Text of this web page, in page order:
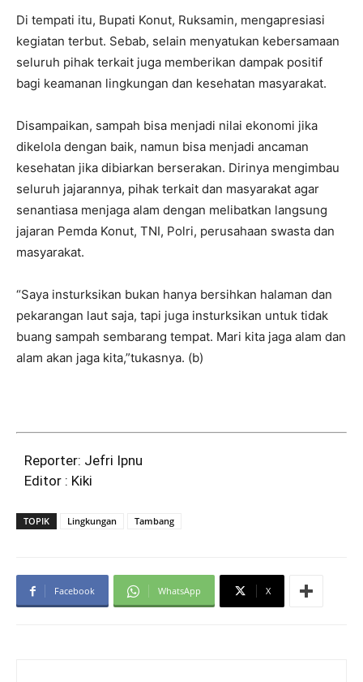
Di tempati itu, Bupati Konut, Ruksamin, mengapresiasi
kegiatan terbut. Sebab, selain menyatukan kebersamaan
seluruh pihak terkait juga memberikan dampak positif
bagi keamanan lingkungan dan kesehatan masyarakat.
Disampaikan, sampah bisa menjadi nilai ekonomi jika
dikelola dengan baik, namun bisa menjadi ancaman
kesehatan jika dibiarkan berserakan. Dirinya mengimbau
seluruh jajarannya, pihak terkait dan masyarakat agar
senantiasa menjaga alam dengan melibatkan langsung
jajaran Pemda Konut, TNI, Polri, perusahaan swasta dan
masyarakat.
“Saya insturksikan bukan hanya bersihkan halaman dan
pekarangan laut saja, tapi juga insturksikan untuk tidak
buang sampah sembarang tempat. Mari kita jaga alam dan
alam akan jaga kita,”tukasnya. (b)
Reporter: Jefri Ipnu
Editor : Kiki
TOPIK Lingkungan Tambang
Facebook WhatsApp X